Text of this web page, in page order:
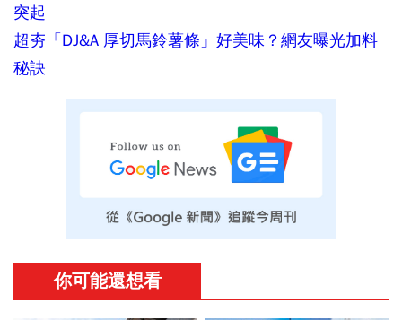
突起
超夯「DJ&A 厚切馬鈴薯條」好美味？網友曝光加料
秘訣